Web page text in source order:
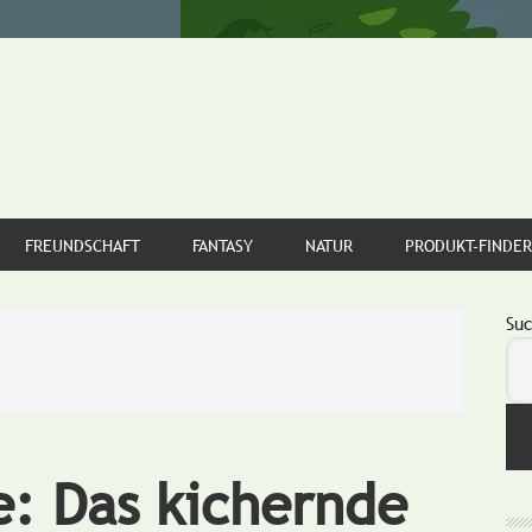
FREUNDSCHAFT FANTASY NATUR PRODUKT-FINDER
Das kichernde